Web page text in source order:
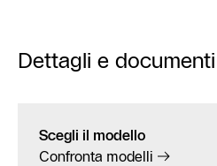
Dettagli e
Scegli il modello
Confronta modelli